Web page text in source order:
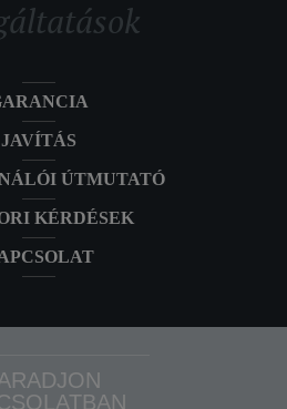
JAVÍTÁS
ÚTMUTATÓ
KÉRDÉSEK